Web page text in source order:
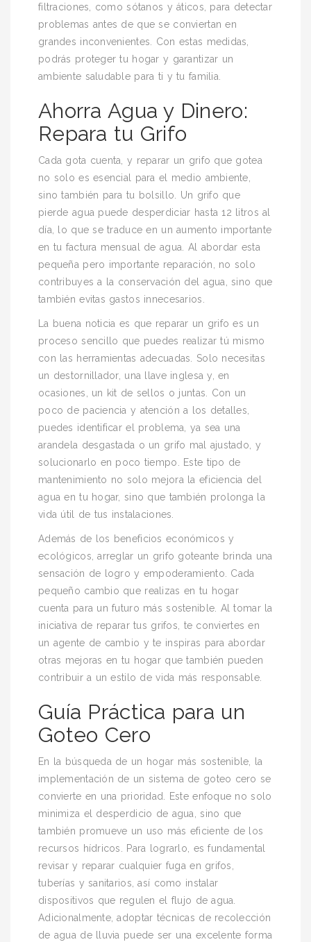
filtraciones, como sótanos y áticos, para detectar
problemas antes de que se conviertan en
grandes inconvenientes. Con estas medidas,
podrás proteger tu hogar y garantizar un
ambiente saludable para ti y tu familia.
Ahorra Agua y Dinero:
Repara tu Grifo
Cada gota cuenta, y reparar un grifo que gotea
no solo es esencial para el medio ambiente,
sino también para tu bolsillo. Un grifo que
pierde agua puede desperdiciar hasta 12 litros al
día, lo que se traduce en un aumento importante
en tu factura mensual de agua. Al abordar esta
pequeña pero importante reparación, no solo
contribuyes a la conservación del agua, sino que
también evitas gastos innecesarios.
La buena noticia es que reparar un grifo es un
proceso sencillo que puedes realizar tú mismo
con las herramientas adecuadas. Solo necesitas
un destornillador, una llave inglesa y, en
ocasiones, un kit de sellos o juntas. Con un
poco de paciencia y atención a los detalles,
puedes identificar el problema, ya sea una
arandela desgastada o un grifo mal ajustado, y
solucionarlo en poco tiempo. Este tipo de
mantenimiento no solo mejora la eficiencia del
agua en tu hogar, sino que también prolonga la
vida útil de tus instalaciones.
Además de los beneficios económicos y
ecológicos, arreglar un grifo goteante brinda una
sensación de logro y empoderamiento. Cada
pequeño cambio que realizas en tu hogar
cuenta para un futuro más sostenible. Al tomar la
iniciativa de reparar tus grifos, te conviertes en
un agente de cambio y te inspiras para abordar
otras mejoras en tu hogar que también pueden
contribuir a un estilo de vida más responsable.
Guía Práctica para un
Goteo Cero
En la búsqueda de un hogar más sostenible, la
implementación de un sistema de goteo cero se
convierte en una prioridad. Este enfoque no solo
minimiza el desperdicio de agua, sino que
también promueve un uso más eficiente de los
recursos hídricos. Para lograrlo, es fundamental
revisar y reparar cualquier fuga en grifos,
tuberías y sanitarios, así como instalar
dispositivos que regulen el flujo de agua.
Adicionalmente, adoptar técnicas de recolección
de agua de lluvia puede ser una excelente forma